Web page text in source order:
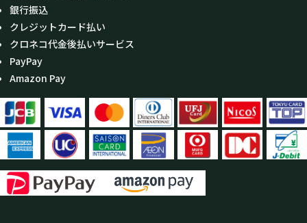
銀行振込
クレジットカード払い
クロネコ代金後払いサービス
PayPay
Amazon Pay